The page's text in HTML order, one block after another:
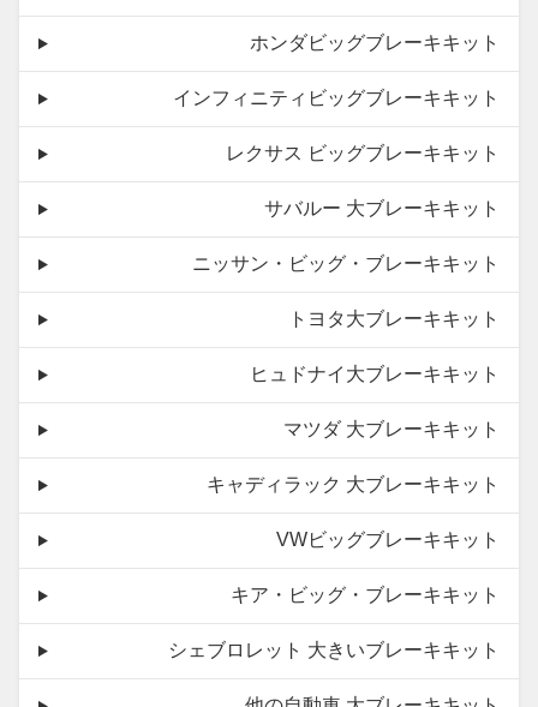
ホンダビッグブレーキキット
インフィニティビッグブレーキキット
レクサス ビッグブレーキキット
サバルー 大ブレーキキット
ニッサン・ビッグ・ブレーキキット
トヨタ大ブレーキキット
ヒュドナイ大ブレーキキット
マツダ 大ブレーキキット
キャディラック 大ブレーキキット
VWビッグブレーキキット
キア・ビッグ・ブレーキキット
シェブロレット 大きいブレーキキット